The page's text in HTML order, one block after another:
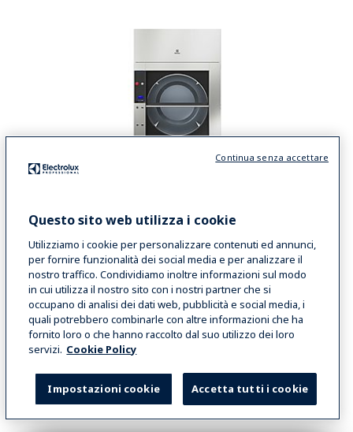
Essiccatoio 45 kg - TD6-45
TD6-45SLD
VIEW MORE
CONFRONTA
Questo sito web utilizza i cookie
Utilizziamo i cookie per personalizzare contenuti ed annunci,
per fornire funzionalità dei social media e per analizzare il
nostro traffico. Condividiamo inoltre informazioni sul modo
in cui utilizza il nostro sito con i nostri partner che si
occupano di analisi dei dati web, pubblicità e social media, i
quali potrebbero combinarle con altre informazioni che ha
fornito loro o che hanno raccolto dal suo utilizzo dei loro
servizi. Cookie Policy
Accetta tutti i cookie
Impostazioni cookie
Continua senza accettare